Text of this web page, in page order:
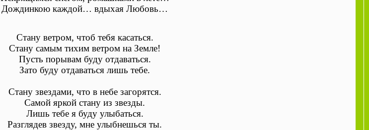
Дождинкою каждой… вдыхая Любовь…
Cтану ветром, чтоб тебя касаться.
Стану самым тихим ветром на Земле!
Пусть порывам буду отдаваться.
Зато буду отдаваться лишь тебе.
Стану звездами, что в небе загорятся.
Самой яркой стану из звезды.
Лишь тебе я буду улыбаться.
Разглядев звезду, мне улыбнешься ты.